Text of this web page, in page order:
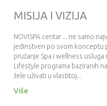
MISIJA I VIZIJA
NOVISPA centar ... ne samo
jedinstven po svom konceptu
pružanje Spa i wellness
Lifestyle programa baziranih
žele uživati u vlastitoj...
Više